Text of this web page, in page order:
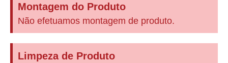
Montagem do Produto
Não efetuamos montagem de produto.
Limpeza de Produto